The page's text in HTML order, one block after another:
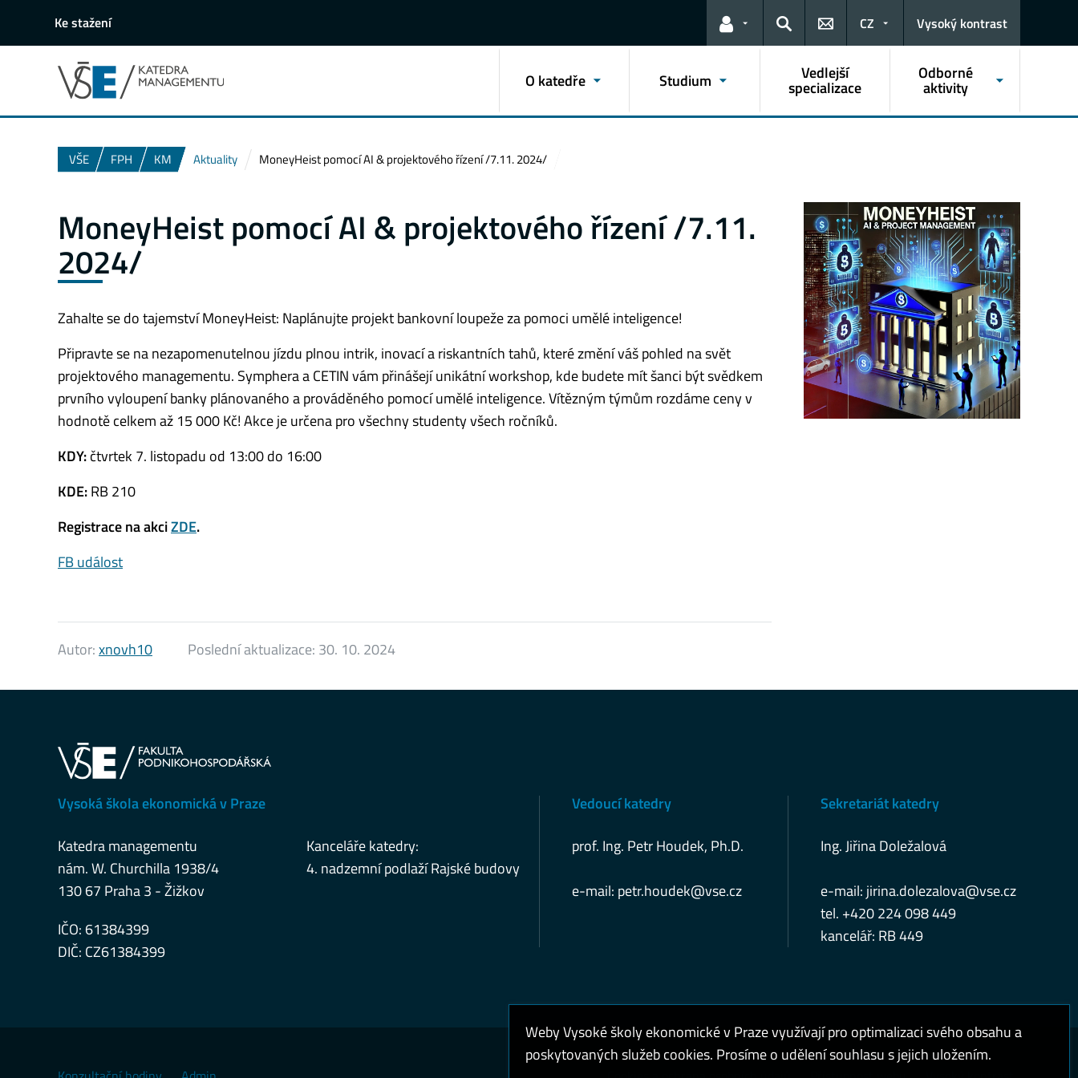
Ke stažení
Odkazy pro uživatele
Hledat
CZ Vysoký kontrast
O katedře Studium Vedlejší
specializace
Odborné
aktivity
VŠE FPH KM Aktuality MoneyHeist pomocí AI & projektového řízení /7.11. 2024/
MoneyHeist pomocí AI & projektového řízení /7.11.
2024/
Zahalte se do tajemství MoneyHeist: Naplánujte projekt bankovní loupeže za pomoci umělé inteligence!
Připravte se na nezapomenutelnou jízdu plnou intrik, inovací a riskantních tahů, které změní váš pohled na svět
projektového managementu. Symphera a CETIN vám přinášejí unikátní workshop, kde budete mít šanci být svědkem
prvního vyloupení banky plánovaného a prováděného pomocí umělé inteligence. Vítězným týmům rozdáme ceny v
hodnotě celkem až 15 000 Kč! Akce je určena pro všechny studenty všech ročníků.
KDY:čtvrtek 7. listopadu od 13:00 do 16:00
KDE:RB 210
Registrace na akciZDE.
FB událost
Autor:xnovh10 Poslední aktualizace: 30. 10. 2024
Vysoká škola ekonomická v Praze
Katedra managementu
nám. W. Churchilla 1938/4
130 67 Praha 3 - Žižkov
Kanceláře katedry:
4. nadzemní podlaží Rajské budovy
IČO: 61384399
DIČ: CZ61384399
Vedoucí katedry
prof. Ing. Petr Houdek, Ph.D.
e-mail: petr.houdek@vse.cz
Sekretariát katedry
Ing. Jiřina Doležalová
e-mail: jirina.dolezalova@vse.cz
tel. +420 224 098 449
kancelář: RB 449
Weby Vysoké školy ekonomické v Praze využívají pro optimalizaci svého obsahu a
poskytovaných služeb cookies. Prosíme o udělení souhlasu s jejich uložením.